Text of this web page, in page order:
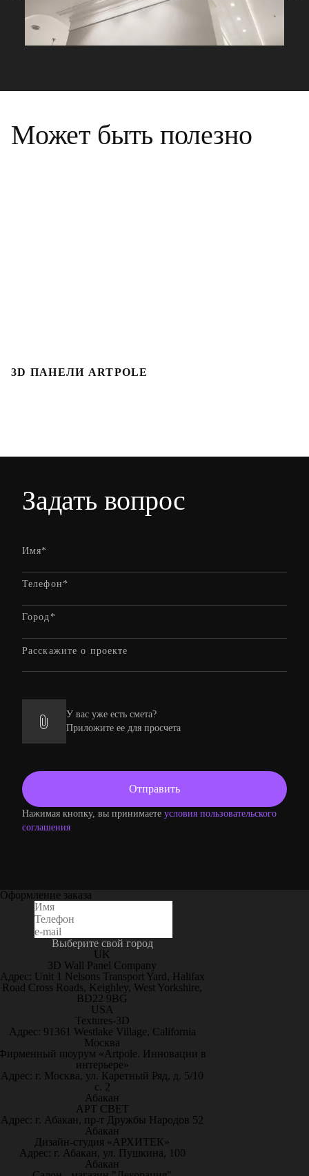
Может быть полезно
3D ПАНЕЛИ ARTPOLE
Задать вопрос
У вас уже есть смета?
Приложите ее для просчета
Нажимая кнопку, вы принимаете условия пользовательского
соглашения
Оформление заказа
Выберите свой город
UK
3D Wall Panel Company
Адрес: Unit 1 Nelsons Transport Yard, Halifax
Road Cross Roads, Keighley, West Yorkshire,
BD22 9BG
USA
Textures-3D
Адрес: 91361 Westlake Village, California
Москва
шоурум «Artpole. Инновации в
интерьере»
Адрес: г. Москва, ул. Каретный Ряд, д. 5/10
с. 2
Абакан
АРТ СВЕТ
Адрес: г. Абакан, пр-т Дружбы Народов 52
Абакан
Дизайн-студия «АРХИТЕК»
Адрес: г. Абакан, ул. Пушкина, 100
Абакан